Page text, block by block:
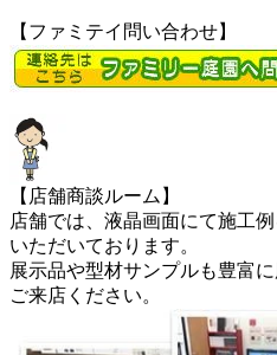
【ファミテイ問い合わせ】
【店舗商談ルーム】
店舗では、液晶画面にて施工
いただいております。
展示品や型材サンプルも豊富
ご来店ください。